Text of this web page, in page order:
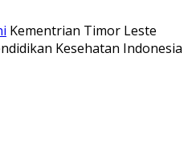
Kementrian Timor Leste
Kesehatan Indonesia